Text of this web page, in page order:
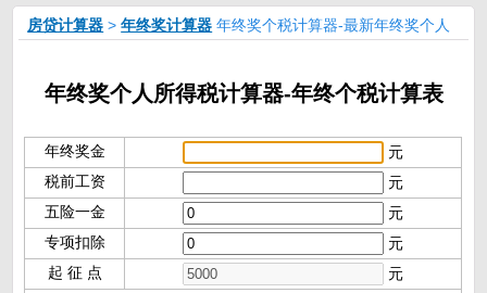
房贷计算器 >年终奖计算器 年终奖个税计算器-最新年终奖个人
年终奖个人所得税计算器-年终个税计算表
年终奖金
元
税前工资
元
五险一金
元
专项扣除
元
起 征 点
元